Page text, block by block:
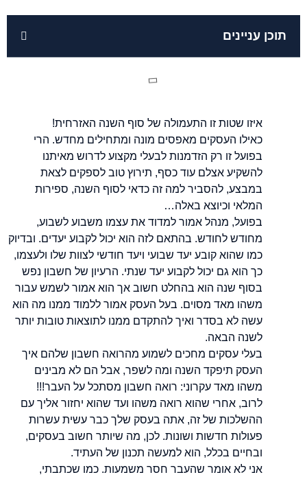
תוכן עניינים
איזו שטות זו התעמולה של סוף השנה האזרחית!
כאילו העסקים מאפסים מונה ומתחילים מחדש. הרי
בפועל זו רק הזדמנות לבעלי מקצוע לדרוש מאיתנו
להשקיע אצלם עוד כסף, תירוץ טוב לספקים לצאת
במבצע, להסביר למה זה כדאי לסוף השנה, ספירות
המלאי וכיוצא באלה…
בפועל, מנהל אמור למדוד את עצמו משבוע לשבוע,
מחודש לחודש. בהתאם לזה הוא יכול לקבוע יעדים. ובדיוק
כמו שהוא קובע יעד שבועי ויעד חודשי לצוות שלו ולעצמו,
כך הוא גם יכול לקבוע יעד שנתי. הרעיון של חשבון נפש
בסוף שנה הוא בהחלט חשוב אך הוא אמור לשמש עבור
משהו מאד מסוים. בעל העסק אמור ללמוד ממנו מה הוא
עשה לא בסדר ואיך להתקדם ממנו לתוצאות טובות יותר
לשנה הבאה.
בעלי עסקים מחכים לשמוע מהרואה חשבון שלהם איך
העסק תיפקד השנה ומה לשפר, אבל הם לא מבינים
משהו מאד עקרוני: רואה חשבון מסתכל על העבר!!!
לרוב, אחרי שהוא רואה משהו ועד שהוא יחזור אליך עם
ההשלכות של זה, אתה בעסק שלך כבר עשית עשרות
פעולות חדשות ושונות. לכן, מה שיותר חשוב בעסקים,
ובחיים בכלל, הוא למעשה תכנון של העתיד.
אני לא אומר שהעבר חסר משמעות. כמו שכתבתי,